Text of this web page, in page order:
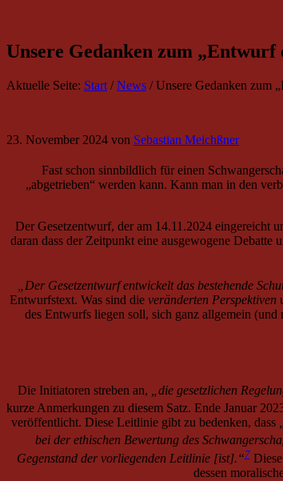
Unsere Gedanken zum „Entwurf
Aktuelle Seite: Start / News /Unsere Gedanken zum
23. November 2024 von Sebastian Meichßner
Fast schon sinnbildlich für einen
„abgetrieben“ werden kann. Kann man in den
Der Gesetzentwurf, der am 14.11.2024 eingereicht
daran dass der Zeitpunkt eine ausgewogene
„Der Gesetzentwurf entwickelt das bestehende
Entwurfstext. Was sind dieveränderten Perspektiven
des Entwurfs liegen soll, sich ganz allgemein
Die Initiatoren streben an, „die gesetzlichen
kurze Anmerkungen zu diesem Satz. Ende Januar
veröffentlicht. Diese Leitlinie gibt zu bedenken, dass
bei der ethischen Bewertung des
Gegenstand der vorliegenden Leitlinie [ist].“7Diese
dessen